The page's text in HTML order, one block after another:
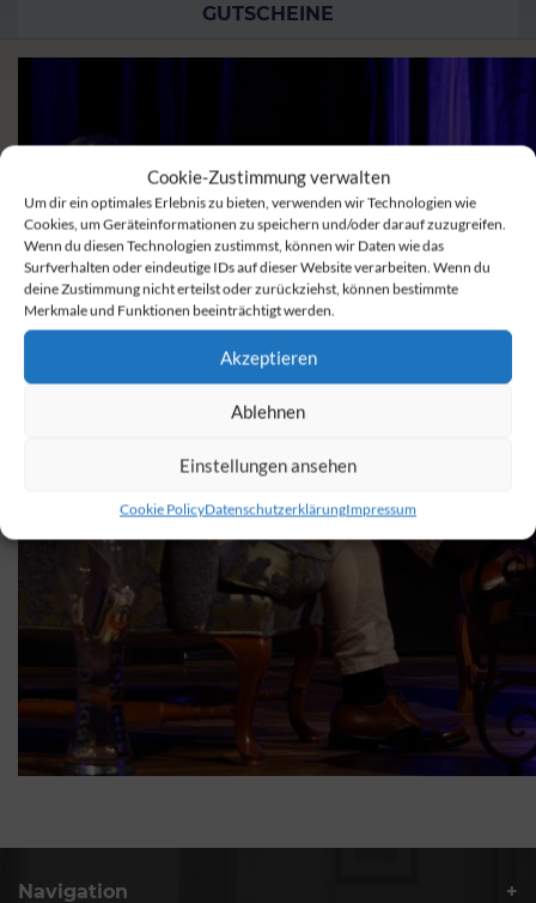
Cookie-Zustimmung verwalten
Um dir ein optimales Erlebnis zu bieten, verwenden wir Technologien wie
Cookies, um Geräteinformationen zu speichern und/oder darauf zuzugreifen.
Wenn du diesen Technologien zustimmst, können wir Daten wie das
Surfverhalten oder eindeutige IDs auf dieser Website verarbeiten. Wenn du
deine Zustimmung nicht erteilst oder zurückziehst, können bestimmte
Merkmale und Funktionen beeinträchtigt werden.
Akzeptieren
Ablehnen
Einstellungen ansehen
Cookie PolicyDatenschutzerklärungImpressum
GUTSCHEINE
Navigation